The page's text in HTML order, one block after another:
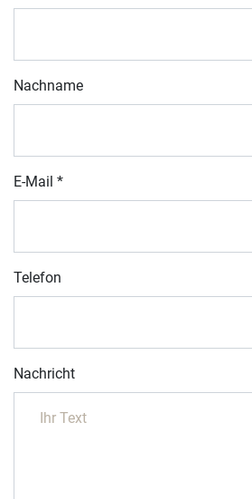
Nachname
E-Mail *
Telefon
Nachricht